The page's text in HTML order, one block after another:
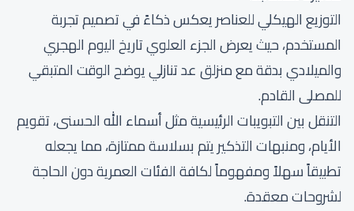
التوزيع الهيكلي للعناصر يعكس ذكاءً في تصميم تجربة
المستخدم، حيث يعرض الجزء العلوي تاريخ اليوم الهجري
والميلادي بدقة مع منزلق عد تنازلي يوضح الوقت المتبقي
للمصلى القادم.
التنقل بين التبويبات الرئيسية مثل أسماء الله الحسنى، تقويم
الأيام، ومنبهات التذكير يتم بسلاسة ممتازة، مما يجعله
تطبيقاً سهلاً ومفهوماً لكافة الفئات العمرية دون الحاجة
لشروحات معقدة.